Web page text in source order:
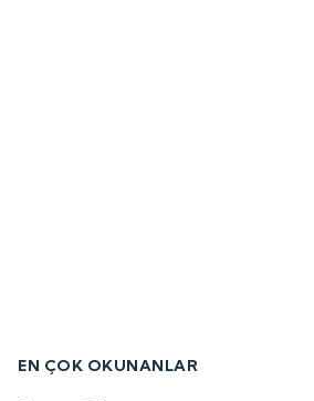
EN ÇOK OKUNANLAR